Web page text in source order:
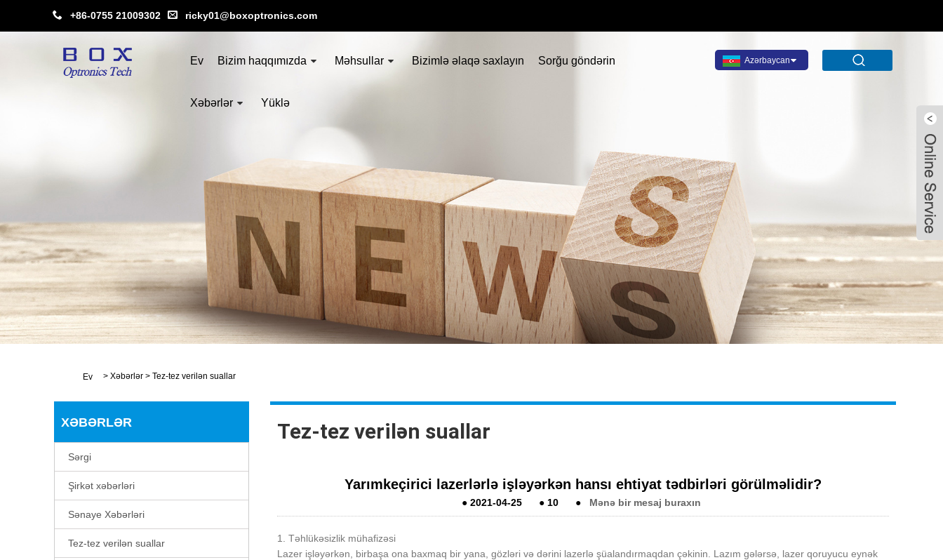
+86-0755 21009302 ricky01@boxoptronics.com
Azərbaycan
Ev Bizim haqqımızda Məhsullar Bizimlə əlaqə saxlayın Sorğu göndərin
Xəbərlər Yüklə
Ev > Xəbərlər > Tez-tez verilən suallar
XƏBƏRLƏR
Sərgi
Şirkət xəbərləri
Sənaye Xəbərləri
Tez-tez verilən suallar
Tez-tez verilən suallar
Yarımkeçirici lazerlərlə işləyərkən hansı ehtiyat tədbirləri görülməlidir?
● 2021-04-25 ● 10 ● Mənə bir mesaj buraxın
1. Təhlükəsizlik mühafizəsi
Lazer işləyərkən, birbaşa ona baxmaq bir yana, gözləri və dərini lazerlə şüalandırmaqdan çəkinin. Lazım gələrsə, lazer qoruyucu eynək